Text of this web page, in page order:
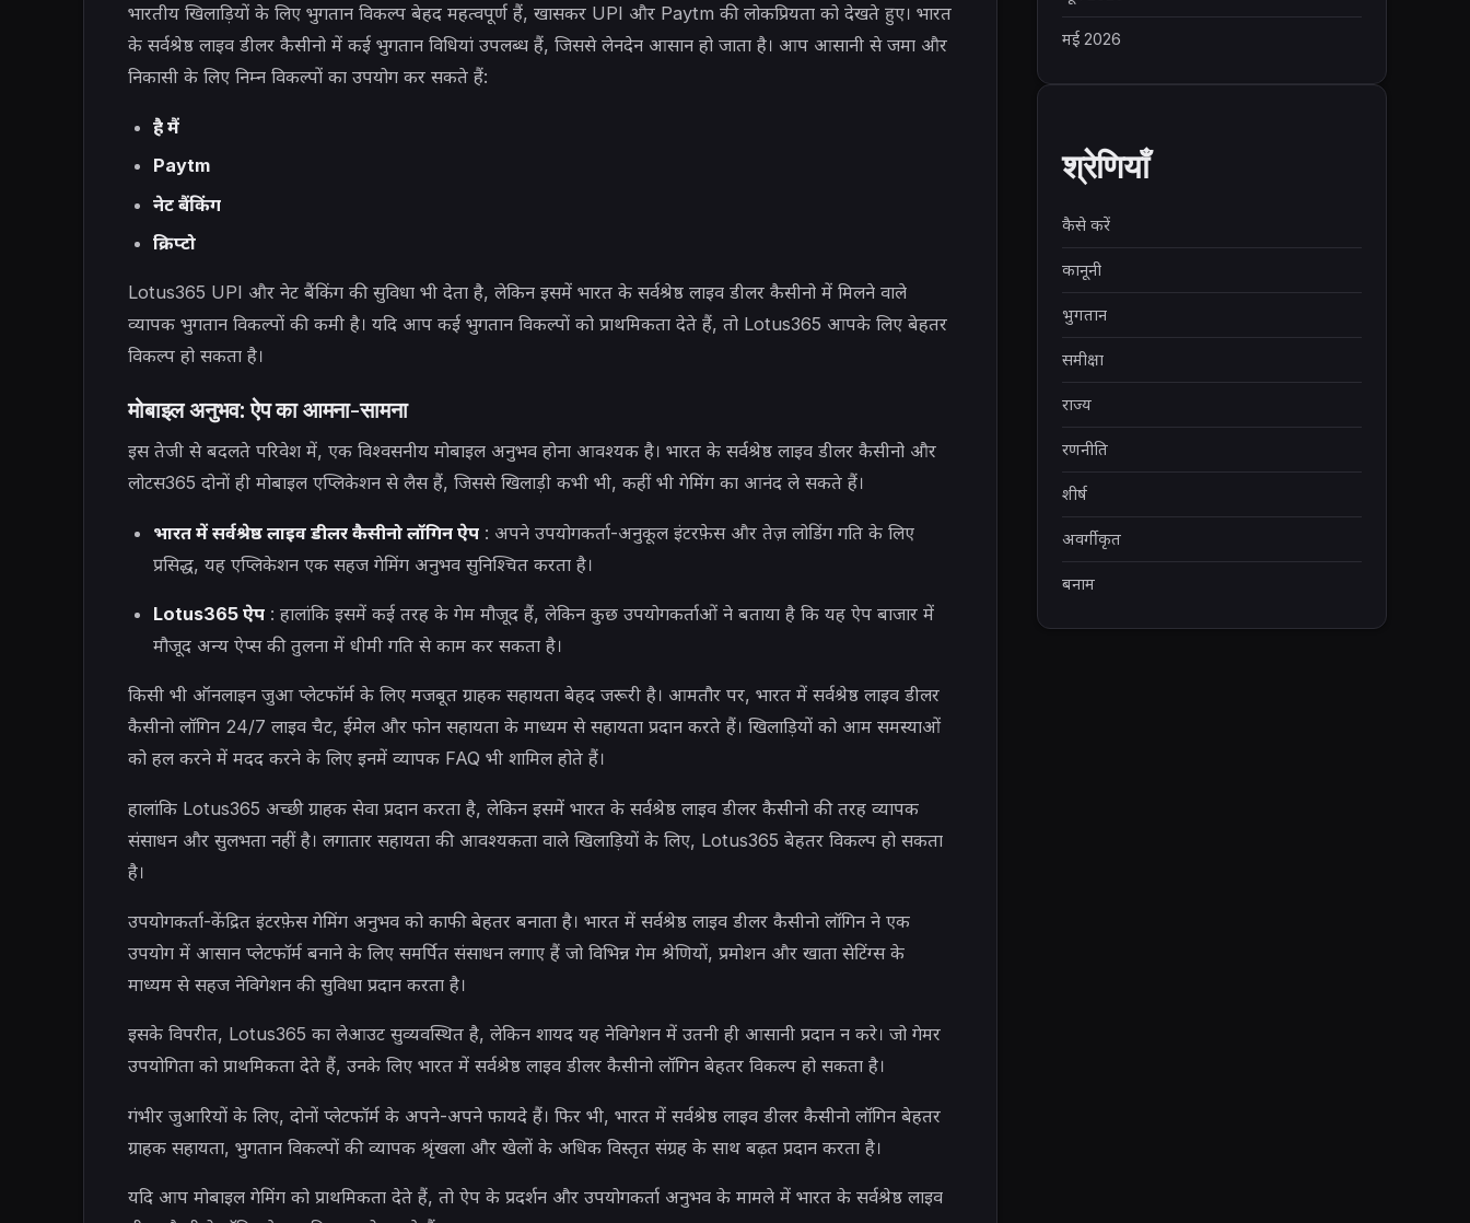
भारतीय खिलाड़ियों के लिए भुगतान विकल्प बेहद महत्वपूर्ण हैं, खासकर UPI और Paytm की लोकप्रियता को देखते हुए। भारत
के सर्वश्रेष्ठ लाइव डीलर कैसीनो में कई भुगतान विधियां उपलब्ध हैं, जिससे लेनदेन आसान हो जाता है। आप आसानी से जमा और
निकासी के लिए निम्न विकल्पों का उपयोग कर सकते हैं:
है मैं
Paytm
नेट बैंकिंग
क्रिप्टो
Lotus365 UPI और नेट बैंकिंग की सुविधा भी देता है, लेकिन इसमें भारत के सर्वश्रेष्ठ लाइव डीलर कैसीनो में मिलने वाले
व्यापक भुगतान विकल्पों की कमी है। यदि आप कई भुगतान विकल्पों को प्राथमिकता देते हैं, तो Lotus365 आपके लिए बेहतर
विकल्प हो सकता है।
मोबाइल अनुभव: ऐप का आमना-सामना
इस तेजी से बदलते परिवेश में, एक विश्वसनीय मोबाइल अनुभव होना आवश्यक है। भारत के सर्वश्रेष्ठ लाइव डीलर कैसीनो और
लोटस365 दोनों ही मोबाइल एप्लिकेशन से लैस हैं, जिससे खिलाड़ी कभी भी, कहीं भी गेमिंग का आनंद ले सकते हैं।
भारत में सर्वश्रेष्ठ लाइव डीलर कैसीनो लॉगिन ऐप: अपने उपयोगकर्ता-अनुकूल इंटरफ़ेस और तेज़ लोडिंग गति के लिए
प्रसिद्ध, यह एप्लिकेशन एक सहज गेमिंग अनुभव सुनिश्चित करता है।
Lotus365 ऐप: हालांकि इसमें कई तरह के गेम मौजूद हैं, लेकिन कुछ उपयोगकर्ताओं ने बताया है कि यह ऐप बाजार में
मौजूद अन्य ऐप्स की तुलना में धीमी गति से काम कर सकता है।
किसी भी ऑनलाइन जुआ प्लेटफॉर्म के लिए मजबूत ग्राहक सहायता बेहद जरूरी है। आमतौर पर, भारत में सर्वश्रेष्ठ लाइव डीलर
कैसीनो लॉगिन 24/7 लाइव चैट, ईमेल और फोन सहायता के माध्यम से सहायता प्रदान करते हैं। खिलाड़ियों को आम समस्याओं
को हल करने में मदद करने के लिए इनमें व्यापक FAQ भी शामिल होते हैं।
हालांकि Lotus365 अच्छी ग्राहक सेवा प्रदान करता है, लेकिन इसमें भारत के सर्वश्रेष्ठ लाइव डीलर कैसीनो की तरह व्यापक
संसाधन और सुलभता नहीं है। लगातार सहायता की आवश्यकता वाले खिलाड़ियों के लिए, Lotus365 बेहतर विकल्प हो सकता
है।
उपयोगकर्ता-केंद्रित इंटरफ़ेस गेमिंग अनुभव को काफी बेहतर बनाता है। भारत में सर्वश्रेष्ठ लाइव डीलर कैसीनो लॉगिन ने एक
उपयोग में आसान प्लेटफॉर्म बनाने के लिए समर्पित संसाधन लगाए हैं जो विभिन्न गेम श्रेणियों, प्रमोशन और खाता सेटिंग्स के
माध्यम से सहज नेविगेशन की सुविधा प्रदान करता है।
इसके विपरीत, Lotus365 का लेआउट सुव्यवस्थित है, लेकिन शायद यह नेविगेशन में उतनी ही आसानी प्रदान न करे। जो गेमर
उपयोगिता को प्राथमिकता देते हैं, उनके लिए भारत में सर्वश्रेष्ठ लाइव डीलर कैसीनो लॉगिन बेहतर विकल्प हो सकता है।
गंभीर जुआरियों के लिए, दोनों प्लेटफॉर्म के अपने-अपने फायदे हैं। फिर भी, भारत में सर्वश्रेष्ठ लाइव डीलर कैसीनो लॉगिन बेहतर
ग्राहक सहायता, भुगतान विकल्पों की व्यापक श्रृंखला और खेलों के अधिक विस्तृत संग्रह के साथ बढ़त प्रदान करता है।
यदि आप मोबाइल गेमिंग को प्राथमिकता देते हैं, तो ऐप के प्रदर्शन और उपयोगकर्ता अनुभव के मामले में भारत के सर्वश्रेष्ठ लाइव
मई 2026
श्रेणियाँ
कैसे करें
कानूनी
भुगतान
समीक्षा
राज्य
रणनीति
शीर्ष
अवर्गीकृत
बनाम